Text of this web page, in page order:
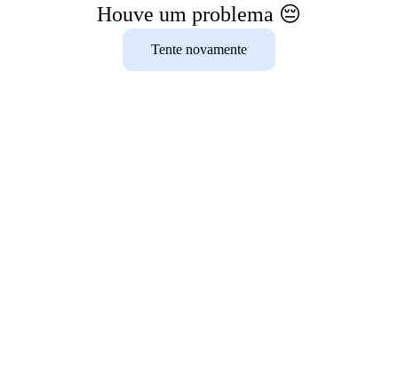
Houve um problema 😔
Tente novamente